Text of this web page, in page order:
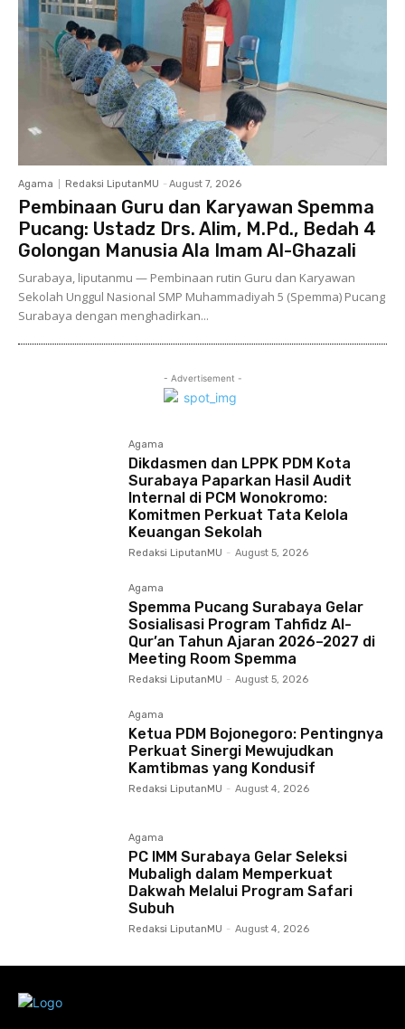
Agama Redaksi LiputanMU - August 7, 2026
Pembinaan Guru dan Karyawan Spemma
Pucang: Ustadz Drs. Alim, M.Pd., Bedah 4
Golongan Manusia Ala Imam Al-Ghazali
Surabaya, liputanmu — Pembinaan rutin Guru dan Karyawan
Sekolah Unggul Nasional SMP Muhammadiyah 5 (Spemma) Pucang
Surabaya dengan menghadirkan...
- Advertisement -
Agama
Dikdasmen dan LPPK PDM Kota
Surabaya Paparkan Hasil Audit
Internal di PCM Wonokromo:
Komitmen Perkuat Tata Kelola
Keuangan Sekolah
Redaksi LiputanMU - August 5, 2026
Agama
Spemma Pucang Surabaya Gelar
Sosialisasi Program Tahfidz Al-
Qur’an Tahun Ajaran 2026–2027 di
Meeting Room Spemma
Redaksi LiputanMU - August 5, 2026
Agama
Ketua PDM Bojonegoro: Pentingnya
Perkuat Sinergi Mewujudkan
Kamtibmas yang Kondusif
Redaksi LiputanMU - August 4, 2026
Agama
PC IMM Surabaya Gelar Seleksi
Mubaligh dalam Memperkuat
Dakwah Melalui Program Safari
Subuh
Redaksi LiputanMU - August 4, 2026